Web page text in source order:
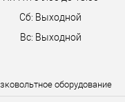
оборудование
Сб: Выходной
Вс: Выходной